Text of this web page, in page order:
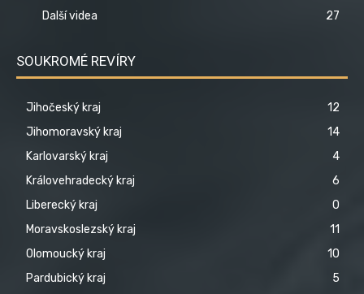
Další videa
27
SOUKROMÉ REVÍRY
Jihočeský kraj
12
Jihomoravský kraj
14
Karlovarský kraj
4
Královehradecký kraj
6
Liberecký kraj
0
Moravskoslezský kraj
11
Olomoucký kraj
10
Pardubický kraj
5